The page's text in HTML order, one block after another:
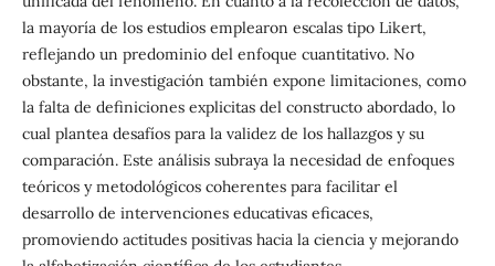
la mayoría de los estudios emplearon escalas tipo Likert,
reflejando un predominio del enfoque cuantitativo. No
obstante, la investigación también expone limitaciones, como
la falta de definiciones explicitas del constructo abordado, lo
cual plantea desafíos para la validez de los hallazgos y su
comparación. Este análisis subraya la necesidad de enfoques
teóricos y metodológicos coherentes para facilitar el
desarrollo de intervenciones educativas eficaces,
promoviendo actitudes positivas hacia la ciencia y mejorando